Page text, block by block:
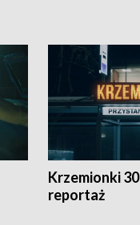
Krzemionki
reportaż